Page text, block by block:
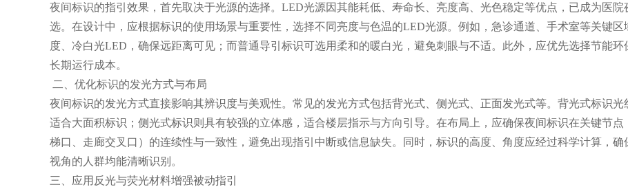
夜间标识的指引效果，首先取决于光源的选择。LED光源因其能耗低、寿命长、亮度高、光色稳定等优点，已成为医院
选。在设计中，应根据标识的使用场景与重要性，选择不同亮度与色温的LED光源。例如，急诊通道、手术室等关键区
度、冷白光LED，确保远距离可见；而普通导引标识可选用柔和的暖白光，避免刺眼与不适。此外，应优先选择节能环
长期运行成本。
二、优化标识的发光方式与布局
夜间标识的发光方式直接影响其辨识度与美观性。常见的发光方式包括背光式、侧光式、正面发光式等。背光式标识光
适合大面积标识；侧光式标识则具有较强的立体感，适合楼层指示与方向引导。在布局上，应确保夜间标识在关键节点
梯口、走廊交叉口）的连续性与一致性，避免出现指引中断或信息缺失。同时，标识的高度、角度应经过科学计算，确
视角的人群均能清晰识别。
三、应用反光与荧光材料增强被动指引